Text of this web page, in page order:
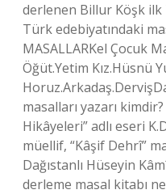
derlenen Billur Köşk
Türk edebiyatındaki
MASALLARKel Çocuk
Öğüt.Yetim Kız.Hüsnü
masalları yazarı
Hikâyeleri” adlı eseri
müellif, “Kâşif Dehrî”
Dağıstanlı Hüseyin
derleme masal kitabı